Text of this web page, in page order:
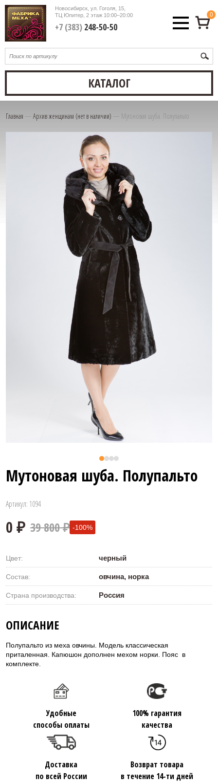
Новосибирск, ул. Гоголя, 15,
ТЦ Юпитер, 2 этаж10:00–20:00
+7 (383)248-50-50
0
КАТАЛОГ
Главная — Архив женщинам (нет в наличии) — Мутоновая шуба. Полупальто
Мутоновая шуба. Полупальто
Артикул: 1094
0 ₽
39 800 ₽ -100%
Цвет: черный
Состав: овчина, норка
Страна производства: Россия
ОПИСАНИЕ
Полупальто из меха овчины. Модель классическая
приталенная. Капюшон дополнен мехом норки. Пояс в
комплекте.
Удобные
способы оплаты
100% гарантия
качества
Доставка
по всей России
Возврат товара
в течение 14-ти дней